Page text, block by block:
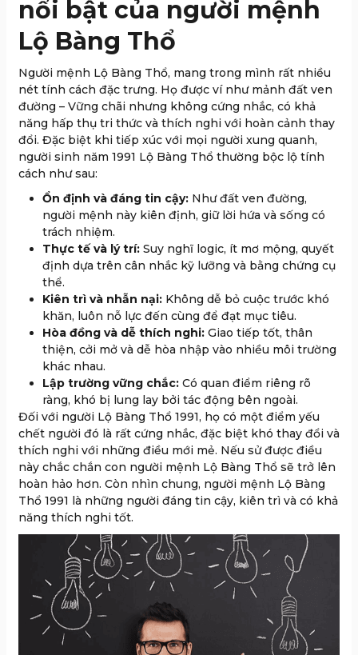
nổi bật của người mệnh
Lộ Bàng Thổ
Người mệnh Lộ Bàng Thổ, mang trong mình rất nhiều
nét tính cách đặc trưng. Họ được ví như mảnh đất ven
đường – Vững chãi nhưng không cứng nhắc, có khả
năng hấp thụ tri thức và thích nghi với hoàn cảnh thay
đổi. Đặc biệt khi tiếp xúc với mọi người xung quanh,
người sinh năm 1991 Lộ Bàng Thổ thường bộc lộ tính
cách như sau:
Ổn định và đáng tin cậy: Như đất ven đường,
người mệnh này kiên định, giữ lời hứa và sống có
trách nhiệm.
Thực tế và lý trí: Suy nghĩ logic, ít mơ mộng, quyết
định dựa trên cân nhắc kỹ lưỡng và bằng chứng cụ
thể.
Kiên trì và nhẫn nại: Không dễ bỏ cuộc trước khó
khăn, luôn nỗ lực đến cùng để đạt mục tiêu.
Hòa đồng và dễ thích nghi: Giao tiếp tốt, thân
thiện, cởi mở và dễ hòa nhập vào nhiều môi trường
khác nhau.
Lập trường vững chắc: Có quan điểm riêng rõ
ràng, khó bị lung lay bởi tác động bên ngoài.
Đối với người Lộ Bàng Thổ 1991, họ có một điểm yếu
chết người đó là rất cứng nhắc, đặc biệt khó thay đổi và
thích nghi với những điều mới mẻ. Nếu sử được điều
này chắc chắn con người mệnh Lộ Bàng Thổ sẽ trở lên
hoàn hảo hơn. Còn nhìn chung, người mệnh Lộ Bàng
Thổ 1991 là những người đáng tin cậy, kiên trì và có khả
năng thích nghi tốt.